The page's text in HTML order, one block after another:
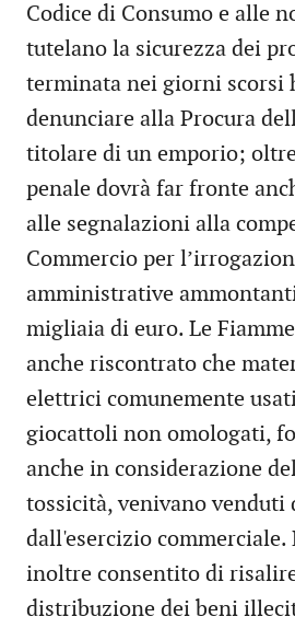
Codice di Consumo e alle
tutelano la sicurezza dei
terminata nei giorni scorsi
denunciare alla Procura
titolare di un emporio;
penale dovrà far fronte
alle segnalazioni alla
Commercio per
amministrative
migliaia di euro. Le
anche riscontrato che
elettrici comunemente
giocattoli non omologati,
anche in considerazione
tossicità, venivano venduti
dall'esercizio commerciale.
inoltre consentito di
distribuzione dei beni